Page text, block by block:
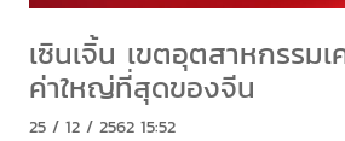
เซินเจิ้น เขตอุตสาหกรรม
ค่าใหญ่ที่สุดของจีน
25 / 12 / 2562 15:52